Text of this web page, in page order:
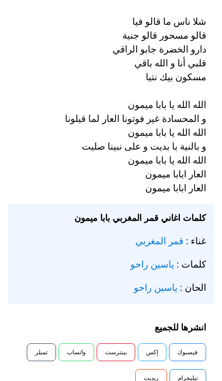
شلا ناس ما قالو فيا
قالو مسحور قالو جنية
دارو الخضرة جابو الراقي
قلبي أنا و الله باقي
مسكون بيك نتيا
الله الله يا بابا ميمون
و المحسادة غير فوتونا العار لما قيلونا
الله الله يا بابا ميمون
و بالنية با بديت و على نبينا صليت
الله الله يا بابا ميمون
العار ابابا ميمون
العار ابابا ميمون
كلمات اغاني قمر المغربي بابا ميمون
غناء : قمر المغربي
كلمات : ياسين راحو
الحان : ياسين راحو
انشرها للجميع
فيسبوك إكس بينترست واتساب تمبلر
تيليجرام ريديت